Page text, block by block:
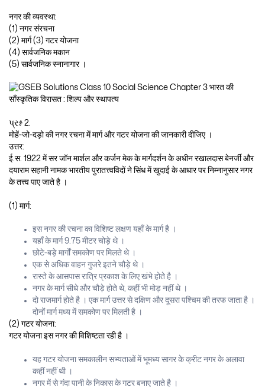
नगर की व्यवस्था:
(1) नगर संरचना
(2) मार्ग (3) गटर योजना
(4) सार्वजनिक मकान
(5) सार्वजनिक स्नानागार ।
પ્રશ્ન 2.
मोहें-जो-दड़ो की नगर रचना में मार्ग और गटर योजना की जानकारी दीजिए ।
उत्तर:
ई.स. 1922 में सर जॉन मार्शल और कर्जन मेक के मार्गदर्शन के अधीन रखालदास बेनर्जी और
दयाराम सहानी नामक भारतीय पुरातत्त्वविदों ने सिंध में खुदाई के आधार पर निम्नानुसार नगर
के तत्त्व पाए जाते है ।
(1) मार्ग:
इस नगर की रचना का विशिष्ट लक्षण यहाँ के मार्ग है ।
यहाँ के मार्ग 9.75 मीटर चोड़े थे ।
छोटे-बड़े मार्गों समकोण पर मिलते थे ।
एक से अधिक वाहन गुजरे इतने चौड़े थे ।
रास्ते के आसपास रात्रि प्रकाश के लिए खंभे होते है ।
नगर के मार्ग सीधे और चौड़े होते थे, कहीं भी मोड़ नहीं थे ।
दो राजमार्ग होते है । एक मार्ग उत्तर से दक्षिण और दूसरा पश्चिम की तरफ जाता है ।
दोनों मार्ग मध्य में समकोण पर मिलती है ।
(2) गटर योजना:
गटर योजना इस नगर की विशिष्टता रही है ।
यह गटर योजना समकालीन सभ्यताओं में भूमध्य सागर के क्रीट नगर के अलावा
कहीं नहीं थी ।
नगर में से गंदा पानी के निकास के गटर बनाए जाते है ।